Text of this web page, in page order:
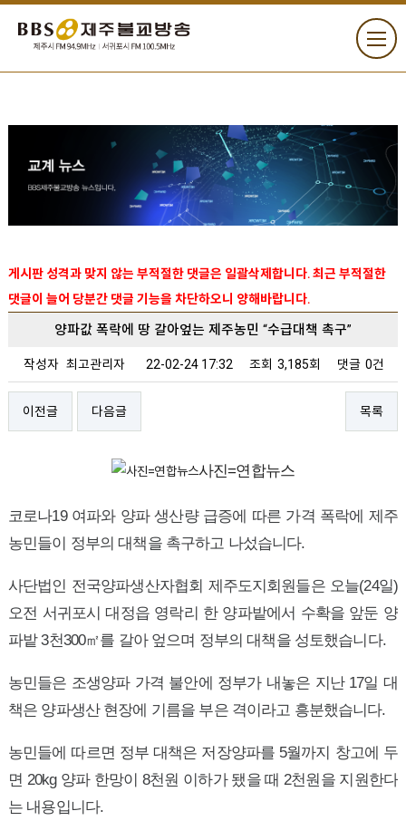
게시판 성격과 맞지 않는 부적절한 댓글은 일괄삭제합니다. 최근 부적절한
댓글이 늘어 당분간 댓글 기능을 차단하오니 양해바랍니다.
양파값 폭락에 땅 갈아엎는 제주농민 “수급대책 촉구”
작성자 최고관리자 22-02-24 17:32 조회 3,185회 댓글 0건
이전글 다음글 목록
사진=연합뉴스
코로나19 여파와 양파 생산량 급증에 따른 가격 폭락에 제주
농민들이 정부의 대책을 촉구하고 나섰습니다.
사단법인 전국양파생산자협회 제주도지회원들은 오늘(24일)
오전 서귀포시 대정읍 영락리 한 양파밭에서 수확을 앞둔 양
파밭 3천300㎡를 갈아 엎으며 정부의 대책을 성토했습니다.
농민들은 조생양파 가격 불안에 정부가 내놓은 지난 17일 대
책은 양파생산 현장에 기름을 부은 격이라고 흥분했습니다.
농민들에 따르면 정부 대책은 저장양파를 5월까지 창고에 두
면 20kg 양파 한망이 8천원 이하가 됐을 때 2천원을 지원한다
는 내용입니다.